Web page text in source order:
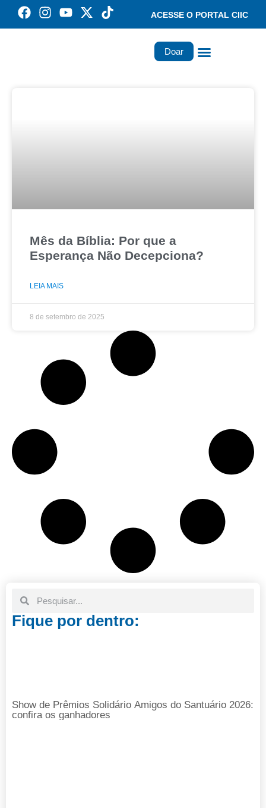
ACESSE O PORTAL CIIC
Doar
Mês da Bíblia: Por que a
Esperança Não Decepciona?
LEIA MAIS
8 de setembro de 2025
Fique por dentro:
Show de Prêmios Solidário Amigos do Santuário 2026:
confira os ganhadores